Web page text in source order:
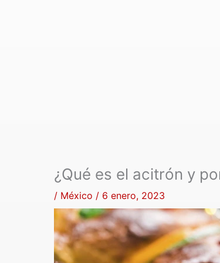
¿Qué es el acitrón y
/ México / 6 enero, 2023